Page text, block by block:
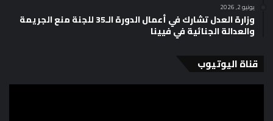
يونيو 2, 2026
وزارة العدل تشارك في أعمال الدورة الـ35 للجنة منع الجريمة
والعدالة الجنائية في فيينا
قناة اليوتيوب